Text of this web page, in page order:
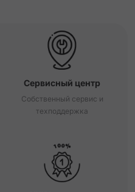
Сервисный центр
Собственный сервис и
техподдержка